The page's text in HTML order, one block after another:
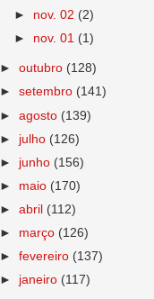
► nov. 02 (2)
► nov. 01 (1)
►outubro (128)
►setembro (141)
►agosto (139)
► julho (126)
► junho (156)
► maio (170)
►abril (112)
► março (126)
►fevereiro (137)
► janeiro (117)